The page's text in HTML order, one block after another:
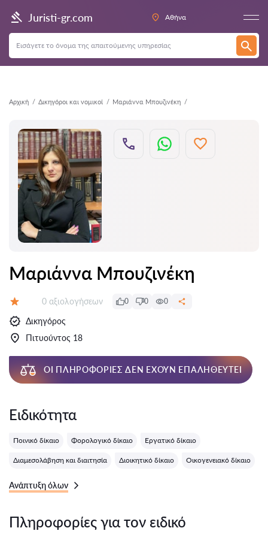
Juristi-gr.com Αθήνα
Αρχική Δικηγόροι και νομικοί Μαριάννα Μπουζινέκη
Πίσω
Μαριάννα Μπουζινέκη
Αξιολογήσεις:
0 αξιολογήσεων 0 0 0
Δικηγόρος
Πιτυούντος 18
ΟΙ ΠΛΗΡΟΦΟΡΊΕΣ ΔΕΝ ΈΧΟΥΝ ΕΠΑΛΗΘΕΥΤΕΊ
Ειδικότητα
Ποινικό δίκαιο Φορολογικό δίκαιο Εργατικό δίκαιο
Διαμεσολάβηση και διαιτησία Διοικητικό δίκαιο Οικογενειακό δίκαιο
Ανάπτυξη όλων
Πληροφορίες για τον ειδικό